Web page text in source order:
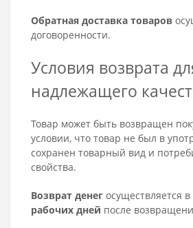
Обратная доставка товаров
договоренности.
Условия возврата
надлежащего
Товар может быть возвращен
условии, что товар не был в
сохранен товарный вид и
свойства.
Возврат денег осуществляется
рабочих дней после